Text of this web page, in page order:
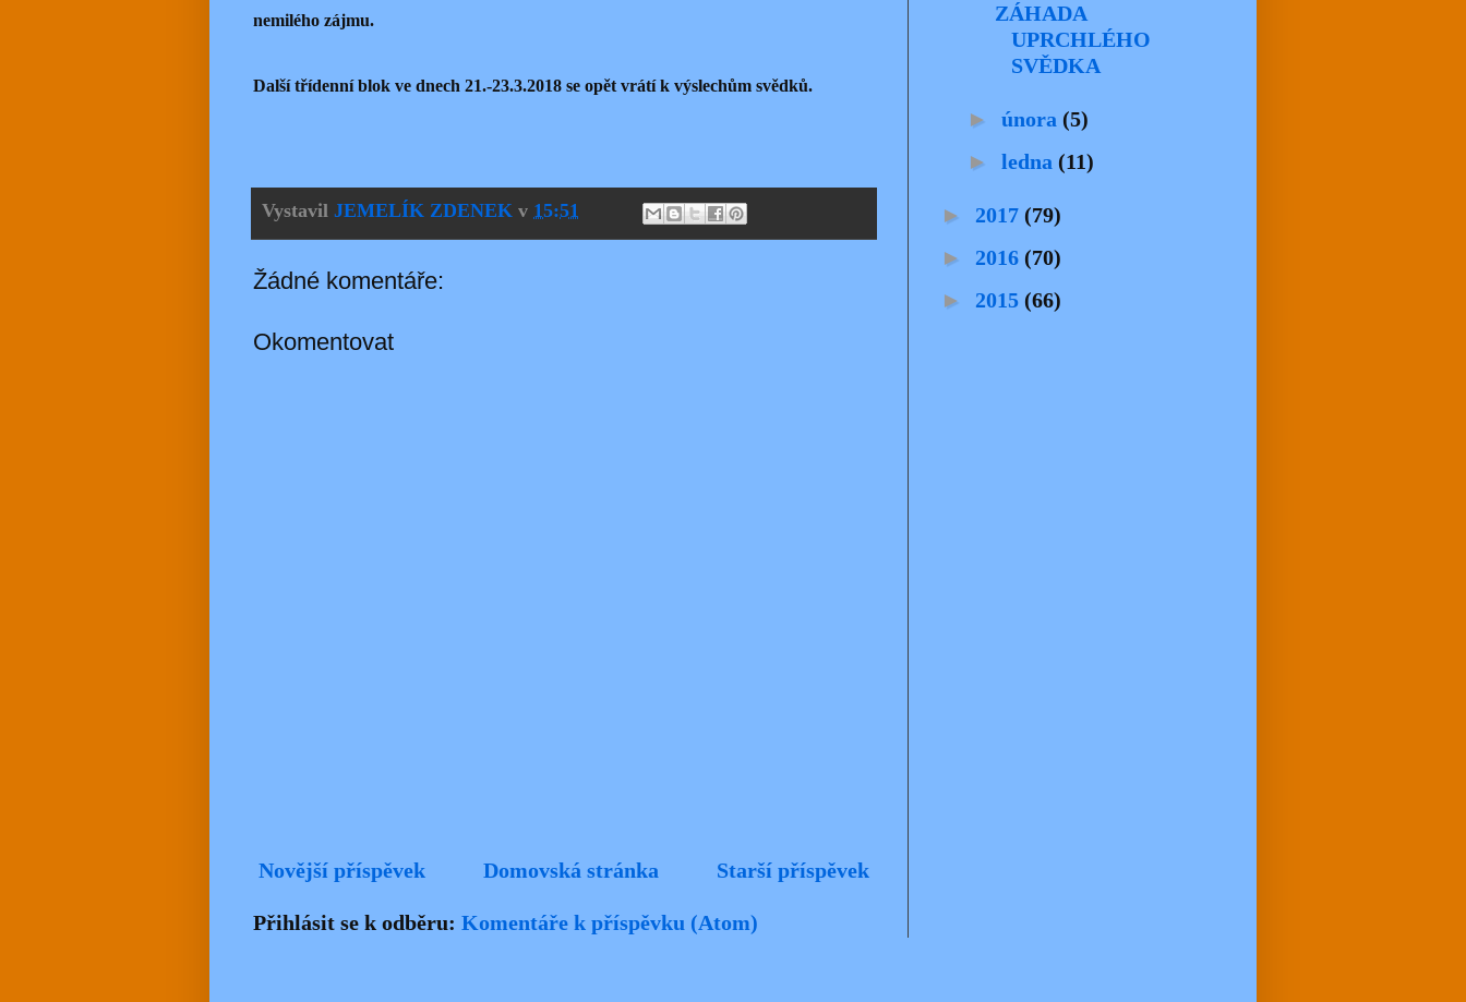
nemilého zájmu.
Další třídenní blok ve dnech 21.-23.3.2018 se opět vrátí k výslechům svědků.
Vystavil JEMELÍK ZDENEK v 15:51
Žádné komentáře:
Okomentovat
Novější příspěvek Starší příspěvek
Domovská stránka
Přihlásit se k odběru: Komentáře k příspěvku (Atom)
ZÁHADA
UPRCHLÉHO
SVĚDKA
► února (5)
► ledna (11)
► 2017 (79)
► 2016 (70)
► 2015 (66)